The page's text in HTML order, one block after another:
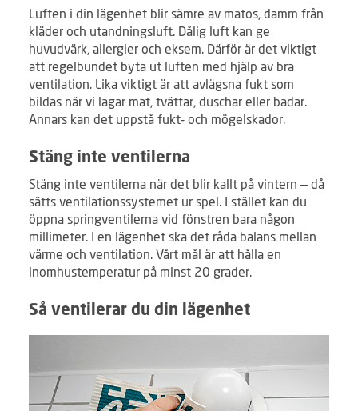
Luften i din lägenhet blir sämre av matos, damm från
kläder och utandningsluft. Dålig luft kan ge
huvudvärk, allergier och eksem. Därför är det viktigt
att regelbundet byta ut luften med hjälp av bra
ventilation. Lika viktigt är att avlägsna fukt som
bildas när vi lagar mat, tvättar, duschar eller badar.
Annars kan det uppstå fukt- och mögelskador.
Stäng inte ventilerna
Stäng inte ventilerna när det blir kallt på vintern – då
sätts ventilationssystemet ur spel. I stället kan du
öppna springventilerna vid fönstren bara någon
millimeter. I en lägenhet ska det råda balans mellan
värme och ventilation. Vårt mål är att hålla en
inomhustemperatur på minst 20 grader.
Så ventilerar du din lägenhet